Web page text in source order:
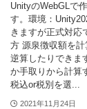
UnityのWebGLで
す。環境：
きますが正式対応
方 源泉徴収額を
逆算したりできま
か手取りから計算
税込or税別を選...
2021年11月24日